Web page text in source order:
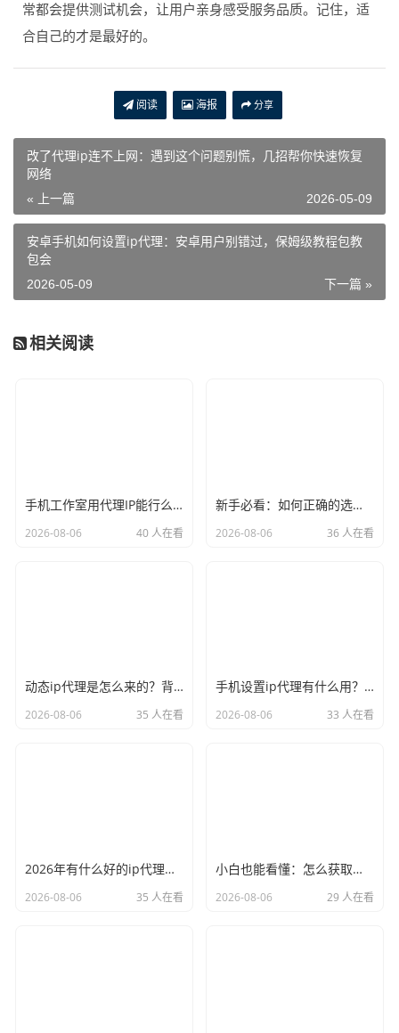
常都会提供测试机会，让用户亲身感受服务品质。记住，适
合自己的才是最好的。
阅读 海报 分享
改了代理ip连不上网：遇到这个问题别慌，几招帮你快速恢复
网络
« 上一篇 2026-05-09
安卓手机如何设置ip代理：安卓用户别错过，保姆级教程包教
包会
下一篇 »
2026-05-09
相关阅读
手机工作室用代理IP能行么？过来人的经验告诉你答案
2026-08-06 40 人在看
新手必看：如何正确的选择代理ip软件，别再交智商税了
2026-08-06 36 人在看
动态ip代理是怎么来的？背后的原理比你想象的精彩
2026-08-06 35 人在看
手机设置ip代理有什么用？不只是改定位那么简单
2026-08-06 33 人在看
2026年有什么好的ip代理软件？亲测后我只推荐这几个
2026-08-06 35 人在看
小白也能看懂：怎么获取代理ip和端口号，一步步教会你
2026-08-06 29 人在看